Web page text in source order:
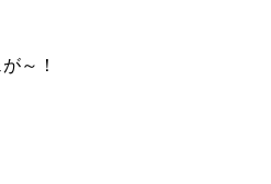
～！